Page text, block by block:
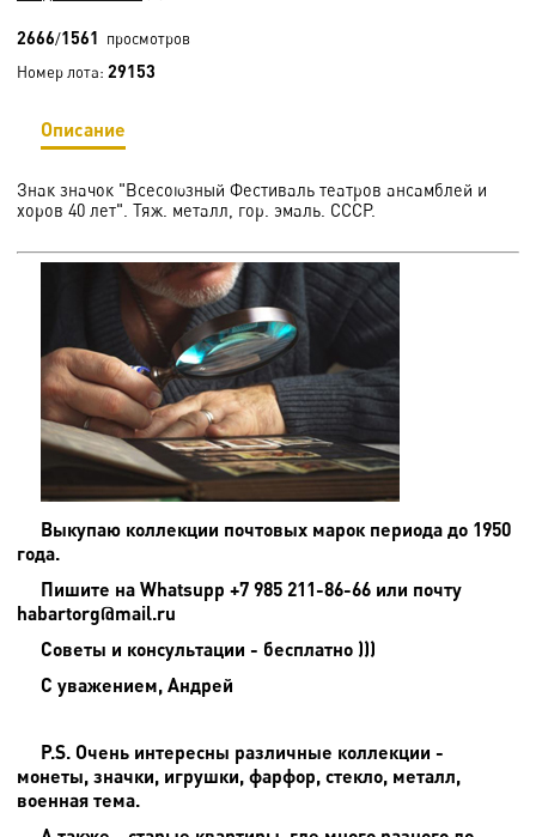
2666/1561 просмотров
Номер лота: 29153
Описание
Знак значок "Всесоюзный Фестиваль театров ансамблей и
хоров 40 лет". Тяж. металл, гор. эмаль. СССР.
Выкупаю коллекции почтовых марок периода до 1950
года.
Пишите на Whatsupp +7 985 211-86-66 или почту
habartorg@mail.ru
Советы и консультации - бесплатно )))
С уважением, Андрей
P.S. Очень интересны различные коллекции -
монеты, значки, игрушки, фарфор, стекло, металл,
военная тема.